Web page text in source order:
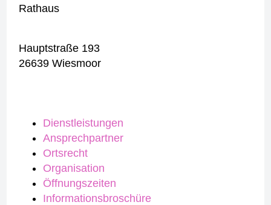
Dienstleistungen
Ansprechpartner
Ortsrecht
Organisation
Öffnungszeiten
Informationsbroschüre
Rathaus
Hauptstraße 193
26639 Wiesmoor